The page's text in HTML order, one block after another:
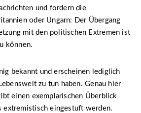
und fordern die
oder Ungarn: Der Übergang
mit den politischen Extremen ist
können.
bekannt und erscheinen lediglich
zu tun haben. Genau hier
einen exemplarischen Überblick
extremistisch eingestuft werden.